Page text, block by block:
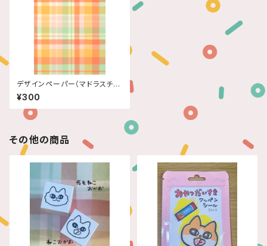
デザインペーパー（マドラスチェ
ック）５枚入
¥300
その他の商品